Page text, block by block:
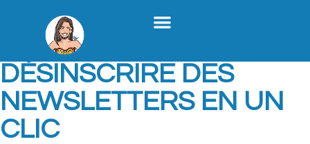
UNROLL.ME POUR SE
DÉSINSCRIRE DES
NEWSLETTERS EN UN
CLIC